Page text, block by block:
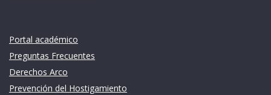
Portal académico
Preguntas Frecuentes
Derechos Arco
Prevención del Hostigamiento